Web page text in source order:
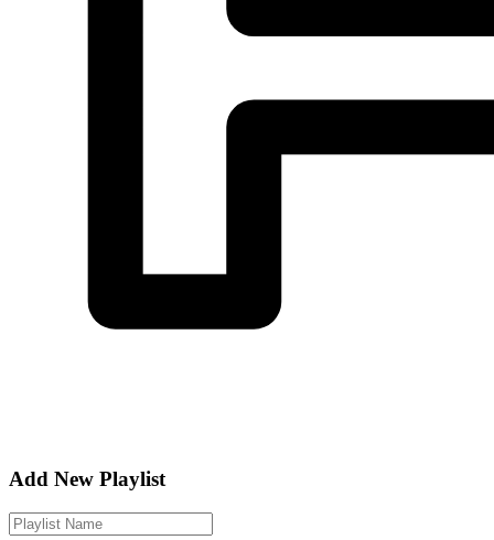
Add New Playlist